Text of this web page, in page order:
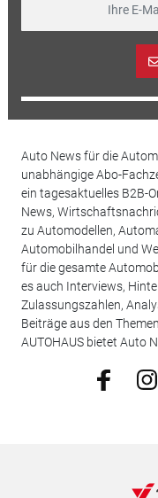
Auto News für die
unabhängige Abo-
ein tagesaktuelles B2B-
News,
zu Automodellen,
Automobilhandel und
für die gesamte
es auch Interviews,
Zulassungszahlen,
Beiträge aus den
AUTOHAUS bietet Auto